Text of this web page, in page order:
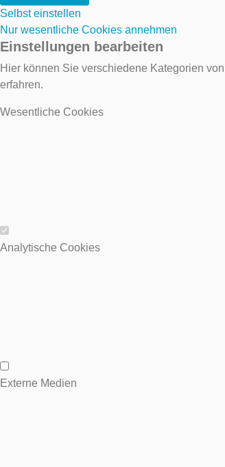
Selbst einstellen
Nur wesentliche Cookies annehmen
Einstellungen bearbeiten
Hier können Sie verschiedene Kategorien
erfahren.
Wesentliche Cookies
Wesentliche Cookies
Analytische Cookies
Analytische Cookies
Externe Medien